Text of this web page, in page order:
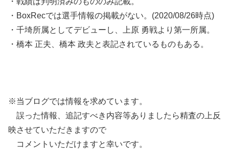
・BoxRecでは選手情報の掲載がない。(2020/08/26時点)
・千埼所属としてデビューし、上原 勇戦より第一所属。
・橋本 正夫、橋本 政夫と表記されているものもある。
※当ブログでは情報を求めています。
誤った情報、追記すべき内容等ありましたら精査の上反
映させていただきますので
コメントいただけますと幸いです。